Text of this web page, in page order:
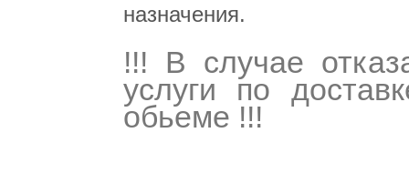
назначения.
!!! В случае
услуги по
обьеме !!!